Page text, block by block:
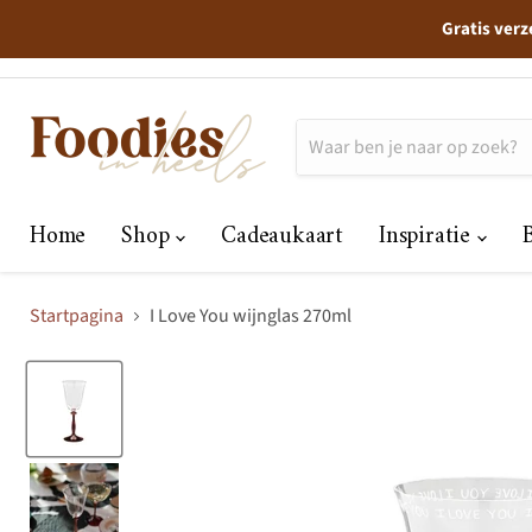
Gratis
Home Shop Cadeaukaart Inspiratie
Startpagina I Love You wijnglas 270ml